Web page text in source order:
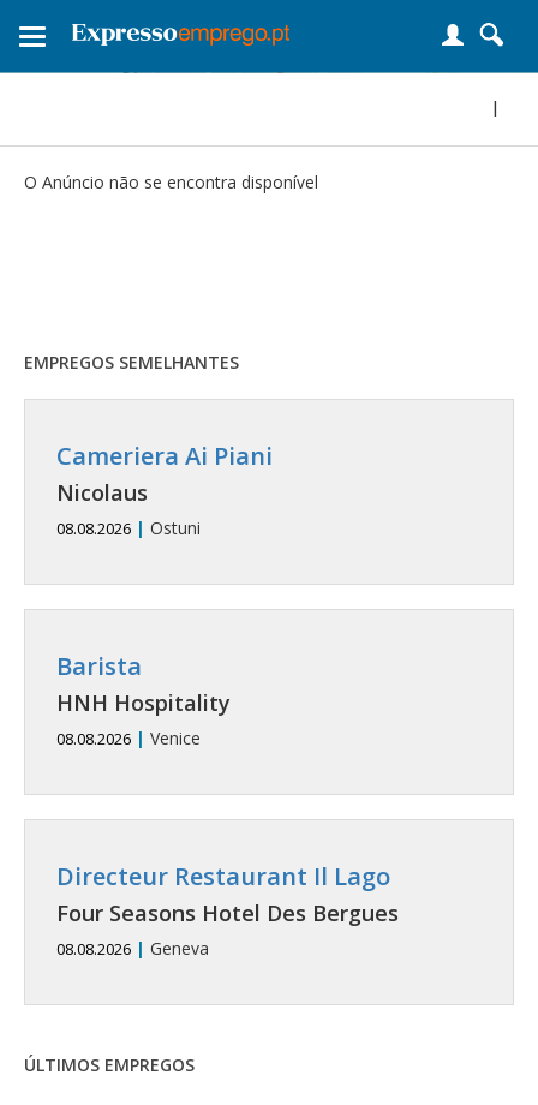
Toggle
|
O Anúncio não se encontra disponível
EMPREGOS SEMELHANTES
Cameriera Ai Piani
Nicolaus
08.08.2026 | Ostuni
Barista
HNH Hospitality
08.08.2026 | Venice
Directeur Restaurant Il Lago
Four Seasons Hotel Des Bergues
08.08.2026 | Geneva
ÚLTIMOS EMPREGOS